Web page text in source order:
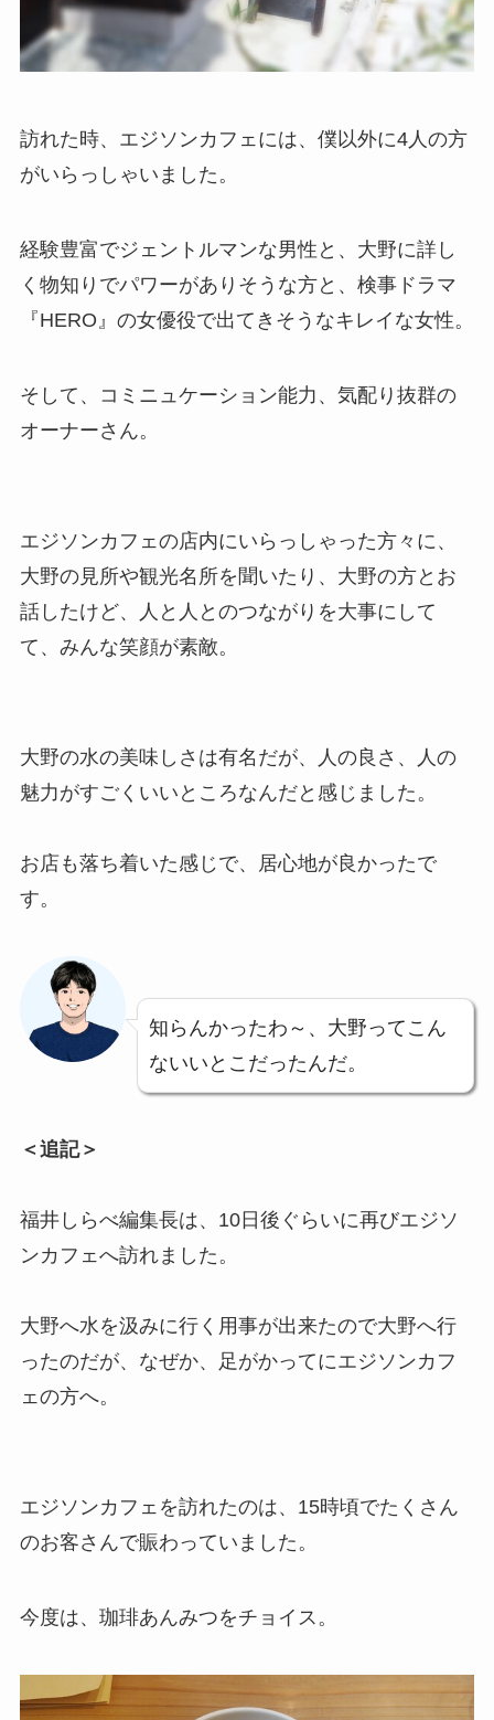
訪れた時、エジソンカフェには、僕以外に4人の方
がいらっしゃいました。
経験豊富でジェントルマンな男性と、大野に詳し
く物知りでパワーがありそうな方と、検事ドラマ
『HERO』の女優役で出てきそうなキレイな女性。
そして、コミニュケーション能力、気配り抜群の
オーナーさん。
エジソンカフェの店内にいらっしゃった方々に、
大野の見所や観光名所を聞いたり、大野の方とお
話したけど、人と人とのつながりを大事にして
て、みんな笑顔が素敵。
大野の水の美味しさは有名だが、人の良さ、人の
魅力がすごくいいところなんだと感じました。
お店も落ち着いた感じで、居心地が良かったで
す。
知らんかったわ～、大野ってこん
ないいとこだったんだ。
＜追記＞
福井しらべ編集長は、10日後ぐらいに再びエジソ
ンカフェへ訪れました。
大野へ水を汲みに行く用事が出来たので大野へ行
ったのだが、なぜか、足がかってにエジソンカフ
ェの方へ。
エジソンカフェを訪れたのは、15時頃でたくさん
のお客さんで賑わっていました。
今度は、珈琲あんみつをチョイス。